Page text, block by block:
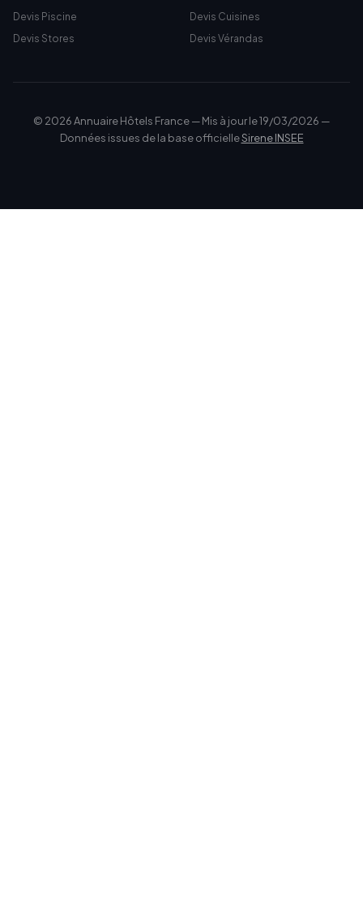
Devis Piscine
Devis Cuisines
Devis Stores
Devis Vérandas
© 2026 Annuaire Hôtels France — Mis à jour le 19/03/2026 —
Données issues de la base officielleSirene INSEE